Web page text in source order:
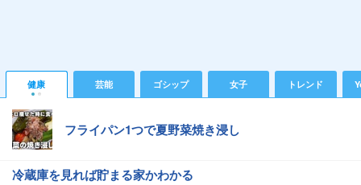
健康 芸能 ゴシップ 女子 トレンド
フライパン1つで夏野菜焼き浸し
冷蔵庫を見れば貯まる家かわかる